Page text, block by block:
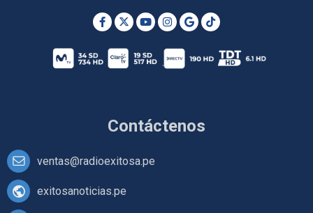
Contáctenos
ventas@radioexitosa.pe
exitosanoticias.pe